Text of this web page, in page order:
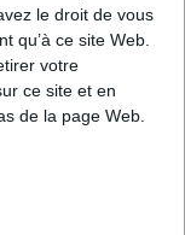
le droit de vous
qu’à ce site Web.
votre
ce site et en
de la page Web.